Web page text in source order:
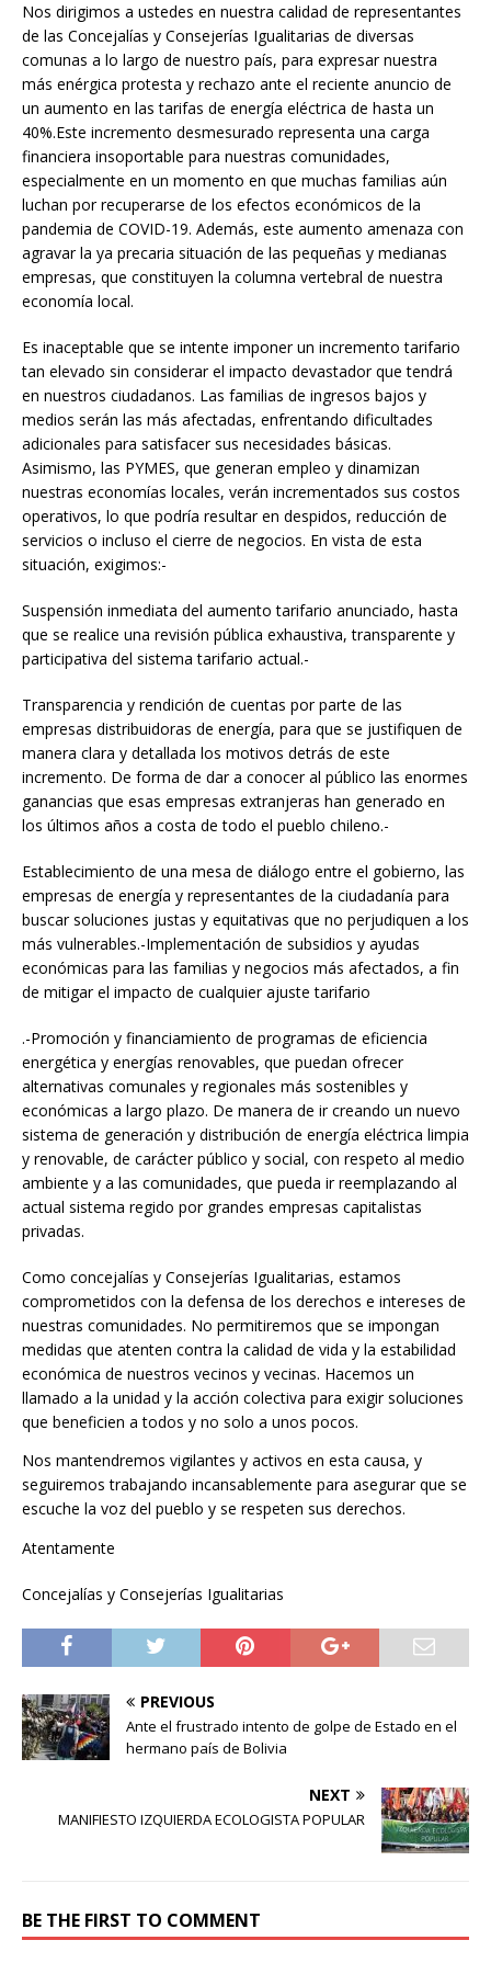
Nos dirigimos a ustedes en nuestra calidad de representantes
de las Concejalías y Consejerías Igualitarias de diversas
comunas a lo largo de nuestro país, para expresar nuestra
más enérgica protesta y rechazo ante el reciente anuncio de
un aumento en las tarifas de energía eléctrica de hasta un
40%.Este incremento desmesurado representa una carga
financiera insoportable para nuestras comunidades,
especialmente en un momento en que muchas familias aún
luchan por recuperarse de los efectos económicos de la
pandemia de COVID-19. Además, este aumento amenaza con
agravar la ya precaria situación de las pequeñas y medianas
empresas, que constituyen la columna vertebral de nuestra
economía local.
Es inaceptable que se intente imponer un incremento tarifario
tan elevado sin considerar el impacto devastador que tendrá
en nuestros ciudadanos. Las familias de ingresos bajos y
medios serán las más afectadas, enfrentando dificultades
adicionales para satisfacer sus necesidades básicas.
Asimismo, las PYMES, que generan empleo y dinamizan
nuestras economías locales, verán incrementados sus costos
operativos, lo que podría resultar en despidos, reducción de
servicios o incluso el cierre de negocios. En vista de esta
situación, exigimos:-
Suspensión inmediata del aumento tarifario anunciado, hasta
que se realice una revisión pública exhaustiva, transparente y
participativa del sistema tarifario actual.-
Transparencia y rendición de cuentas por parte de las
empresas distribuidoras de energía, para que se justifiquen de
manera clara y detallada los motivos detrás de este
incremento. De forma de dar a conocer al público las enormes
ganancias que esas empresas extranjeras han generado en
los últimos años a costa de todo el pueblo chileno.-
Establecimiento de una mesa de diálogo entre el gobierno, las
empresas de energía y representantes de la ciudadanía para
buscar soluciones justas y equitativas que no perjudiquen a los
más vulnerables.-Implementación de subsidios y ayudas
económicas para las familias y negocios más afectados, a fin
de mitigar el impacto de cualquier ajuste tarifario
.-Promoción y financiamiento de programas de eficiencia
energética y energías renovables, que puedan ofrecer
alternativas comunales y regionales más sostenibles y
económicas a largo plazo. De manera de ir creando un nuevo
sistema de generación y distribución de energía eléctrica limpia
y renovable, de carácter público y social, con respeto al medio
ambiente y a las comunidades, que pueda ir reemplazando al
actual sistema regido por grandes empresas capitalistas
privadas.
Como concejalías y Consejerías Igualitarias, estamos
comprometidos con la defensa de los derechos e intereses de
nuestras comunidades. No permitiremos que se impongan
medidas que atenten contra la calidad de vida y la estabilidad
económica de nuestros vecinos y vecinas. Hacemos un
llamado a la unidad y la acción colectiva para exigir soluciones
que beneficien a todos y no solo a unos pocos.
Nos mantendremos vigilantes y activos en esta causa, y
seguiremos trabajando incansablemente para asegurar que se
escuche la voz del pueblo y se respeten sus derechos.
Atentamente
Concejalías y Consejerías Igualitarias
PREVIOUS
Ante el frustrado intento de golpe de Estado en el
hermano país de Bolivia
NEXT
MANIFIESTO IZQUIERDA ECOLOGISTA POPULAR
BE THE FIRST TO COMMENT